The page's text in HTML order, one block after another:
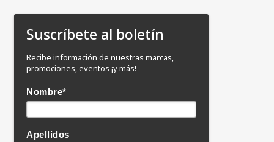
Suscríbete al boletín
Recibe información de nuestras marcas,
promociones, eventos ¡y más!
Nombre*
Apellidos